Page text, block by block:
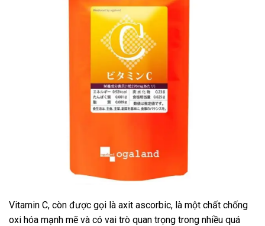
Vitamin C, còn được gọi là axit ascorbic, là một chất chống
oxi hóa mạnh mẽ và có vai trò quan trọng trong nhiều quá